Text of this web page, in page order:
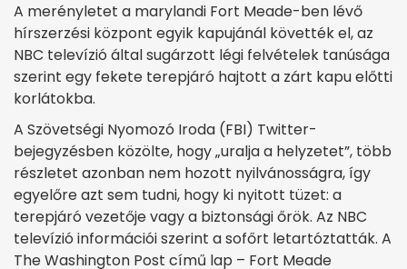
A merényletet a marylandi Fort Meade-ben lévő
hírszerzési központ egyik kapujánál követték el, az
NBC televízió által sugárzott légi felvételek tanúsága
szerint egy fekete terepjáró hajtott a zárt kapu előtti
korlátokba.
A Szövetségi Nyomozó Iroda (FBI) Twitter-
bejegyzésben közölte, hogy „uralja a helyzetet”, több
részletet azonban nem hozott nyilvánosságra, így
egyelőre azt sem tudni, hogy ki nyitott tüzet: a
terepjáró vezetője vagy a biztonsági őrök. Az NBC
televízió információi szerint a sofőrt letartóztatták. A
The Washington Post című lap – Fort Meade